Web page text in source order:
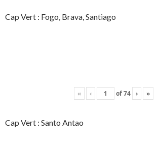
Cap Vert : Fogo, Brava, Santiago
« ‹ of74 › »
Cap Vert : Santo Antao